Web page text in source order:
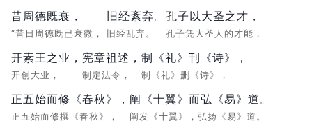
昔周德既衰，
“昔日周德既已衰微，
旧经紊弃。
旧经乱弃。
孔子以大圣之才，
孔子凭大圣人的才能，
开素王之业，
开创大业，
宪章祖述，
制定法令，
制《礼》刊《诗》，
制《礼》删《诗》，
正五始而修《春秋》，
正五始而修撰《春秋》，
阐《十翼》而弘《易》道。
阐发《十翼》，弘扬《易》道。